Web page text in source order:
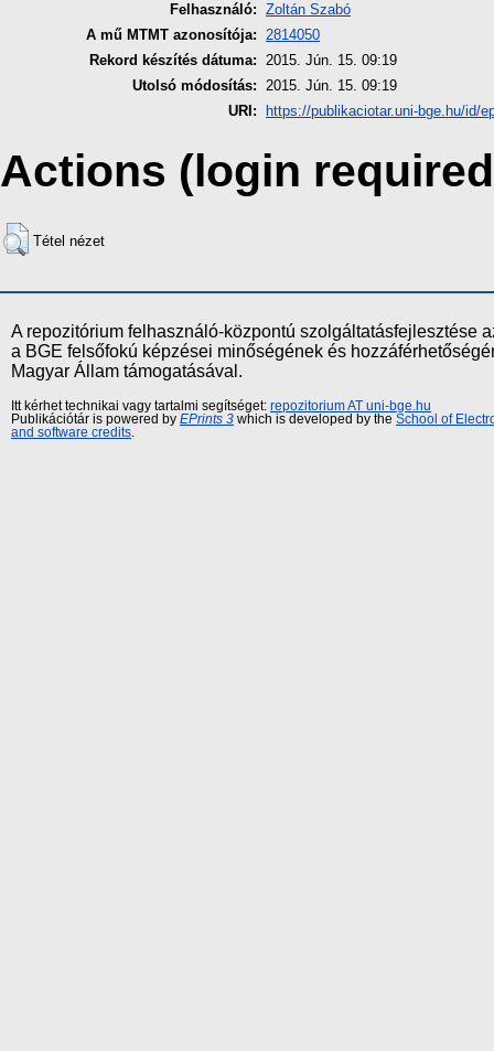
Felhasználó: Zoltán Szabó
A mű MTMT azonosítója: 2814050
Rekord készítés dátuma: 2015. Jún. 15. 09:19
Utolsó módosítás: 2015. Jún. 15. 09:19
URI:
https://publikaciotar.uni-bge.hu/id/
Actions (login
Tétel nézet
A repozitórium felhasználó-központú szolgáltatásfejlesztése
a BGE felsőfokú képzései minőségének és
Magyar Állam támogatásával.
Itt kérhet technikai vagy tartalmi segítséget: repozitorium AT uni-bge.hu
Publikációtár is powered by EPrints 3 which is developed by the School of
and software credits